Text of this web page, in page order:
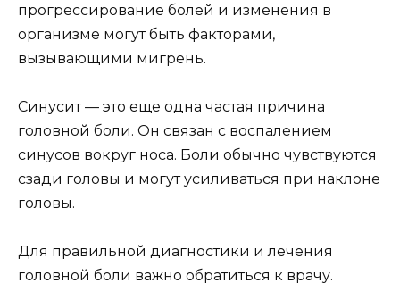
прогрессирование болей и изменения в
организме могут быть факторами,
вызывающими мигрень.
Синусит — это еще одна частая причина
головной боли. Он связан с воспалением
синусов вокруг носа. Боли обычно чувствуются
сзади головы и могут усиливаться при наклоне
головы.
Для правильной диагностики и лечения
головной боли важно обратиться к врачу.